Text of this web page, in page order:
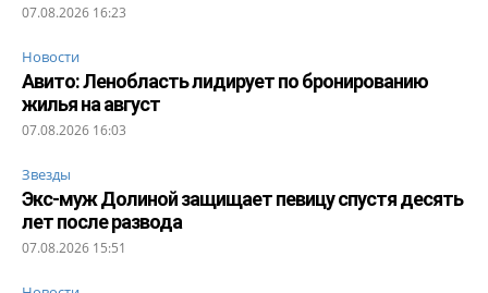
07.08.2026 16:23
Новости
Авито: Ленобласть лидирует по бронированию
жилья на август
07.08.2026 16:03
Звезды
Экс-муж Долиной защищает певицу спустя десять
лет после развода
07.08.2026 15:51